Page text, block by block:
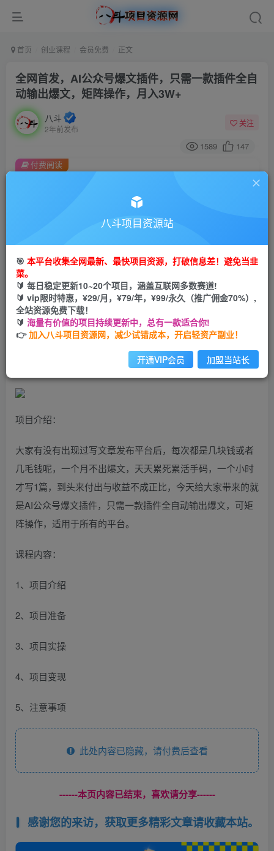
首页 创业课程 会员免费 正文
全网首发，AI公众号爆文插件，只需一款插件全自
动输出爆文，矩阵操作，月入3W+
八斗
2年前发布
关注
1589 147
此内容为付费阅读，请付费后查看
金币9.9金币99
会员免费
您当前未登录！建议登陆后购买，可保存购买订单
付费阅读
全网首发，AI公众号爆文插件，只需一款插件全自动输出爆
文，矩阵操作，月入3W+【揭秘】
项目介绍：
大家有没有出现过写文章发布平台后，每次都是几块钱或者
几毛钱呢，一个月不出爆文，天天累死累活手码，一个小时
才写1篇，到头来付出与收益不成正比，今天给大家带来的就
是AI公众号爆文插件，只需一款插件全自动输出爆文，可矩
阵操作，适用于所有的平台。
课程内容：
1、项目介绍
2、项目准备
3、项目实操
4、项目变现
5、注意事项
此处内容已隐藏，请付费后查看
------本页内容已结束，喜欢请分享------
感谢您的来访，获取更多精彩文章请收藏本站。
八斗项目资源站
🎯 本平台收集全网最新、最快项目资源，打破信息差！避免当韭
菜。
🔰 每日稳定更新10~20个项目，涵盖互联网多数赛道!
🔰 vip限时特惠，¥29/月，¥79/年，¥99/永久（推广佣金70%）,
全站资源免费下载！
🔰 海量有价值的项目持续更新中，总有一款适合你!
👉加入八斗项目资源网，减少试错成本，开启轻资产副业！
开通VIP会员 加盟当站长